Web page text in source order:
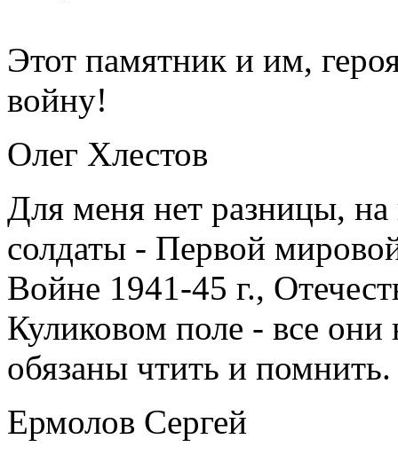
Этот памятник и им,
войну!
Олег Хлестов
Для меня нет разницы, на
солдаты - Первой
Войне 1941-45 г.,
Куликовом поле - все
обязаны чтить и помнить.
Ермолов Сергей